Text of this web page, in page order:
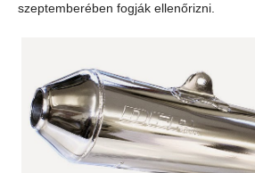
szeptemberében fogják ellenőrizni.